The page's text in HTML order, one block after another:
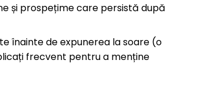
și prospețime care persistă după
înainte de expunerea la soare (o
frecvent pentru a menține